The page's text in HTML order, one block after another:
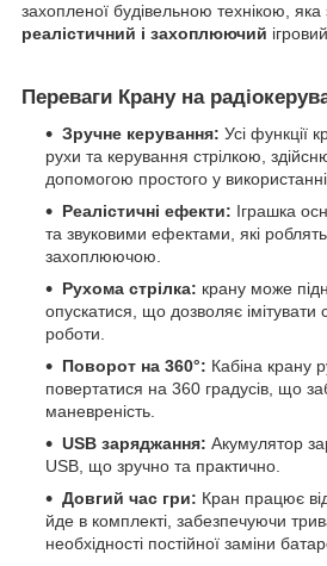
захопленої будівельною технікою, яка
реалістичний і захоплюючий
Переваги Крану на
Зручне керування: Усі функції
рухи та керування стрілкою,
допомогою простого у
Реалістичні ефекти: Іграшка
та звуковими ефектами, які
захоплюючою.
Рухома стрілка: крану може
опускатися, що дозволяє імітувати
роботи.
Поворот на 360°: Кабіна крану
повертатися на 360 градусів, що
маневреність.
USB заряджання: Акумулятор
USB, що зручно та практично.
Довгий час гри: Кран працює
йде в комплекті, забезпечуючи
необхідності постійної заміни